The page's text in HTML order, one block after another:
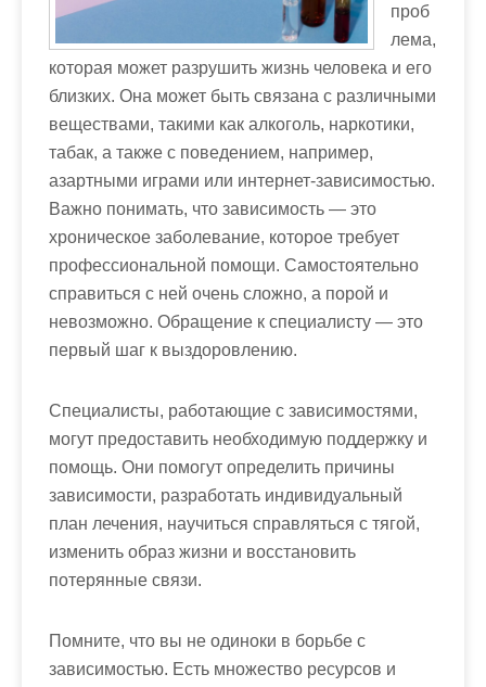
проб
лема,
которая может разрушить жизнь человека и его
близких. Она может быть связана с различными
веществами, такими как алкоголь, наркотики,
табак, а также с поведением, например,
азартными играми или интернет-зависимостью.
Важно понимать, что зависимость ― это
хроническое заболевание, которое требует
профессиональной помощи. Самостоятельно
справиться с ней очень сложно, а порой и
невозможно. Обращение к специалисту ― это
первый шаг к выздоровлению.
Специалисты, работающие с зависимостями,
могут предоставить необходимую поддержку и
помощь. Они помогут определить причины
зависимости, разработать индивидуальный
план лечения, научиться справляться с тягой,
изменить образ жизни и восстановить
потерянные связи.
Помните, что вы не одиноки в борьбе с
зависимостью. Есть множество ресурсов и